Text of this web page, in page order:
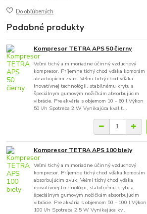
Do obľúbených
Podobné produkty
Kompresor TETRA APS 50 čierny
Veľmi tichý a mimoriadne účinný vzduchový
kompresor. Príjemne tichý chod vďaka komorám
absorbujúcim zvuk. Veľmi tichý chod vďaka
inovatívnej technológii, stabilnému krytu a
špeciálnym gumovým nožičkám absorbujúcim
vibrácie. Pre akvária s objemom 10 - 60 l Výkon
50 l/h Spotreba 2 W Vynikajúca kvalit...
Kompresor TETRA APS 100 biely
Veľmi tichý a mimoriadne účinný vzduchový
kompresor. Príjemne tichý chod vďaka komorám
absorbujúcim zvuk. Veľmi tichý chod vďaka
inovatívnej technológii, stabilnému krytu a
špeciálnym gumovým nožičkám absorbujúcim
vibrácie. Pre akvária s objemom 50 - 100 l Výkon
100 l/h Spotreba 2,5 W Vynikajúca kv...